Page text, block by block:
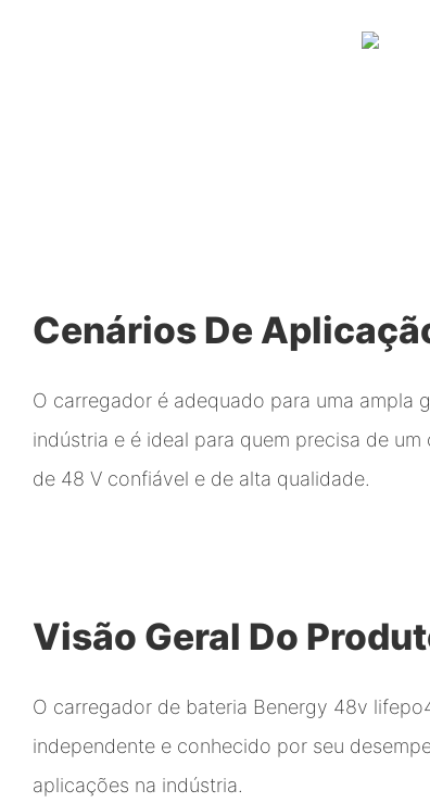
Cenários De
O carregador é adequado para uma ampla
indústria e é ideal para quem precisa de
de 48 V confiável e de alta qualidade.
Visão Geral Do
O carregador de bateria Benergy 48v
independente e conhecido por seu
aplicações na indústria.